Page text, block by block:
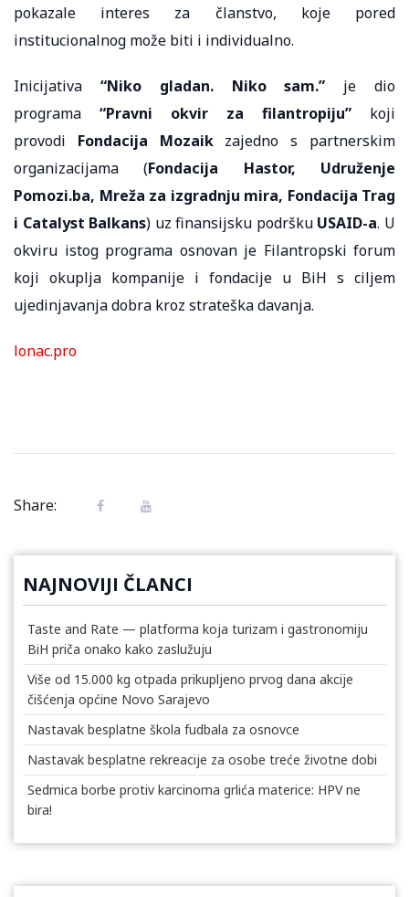
pokazale interes za članstvo, koje pored
institucionalnog može biti i individualno.
Inicijativa “Niko gladan. Niko sam.” je dio
programa “Pravni okvir za filantropiju” koji
provodi Fondacija Mozaikzajedno s partnerskim
organizacijama (Fondacija Hastor, Udruženje
Pomozi.ba, Mreža za izgradnju mira, Fondacija Trag
i Catalyst Balkans) uz finansijsku podršku USAID-a. U
okviru istog programa osnovan je Filantropski forum
koji okuplja kompanije i fondacije u BiH s ciljem
ujedinjavanja dobra kroz strateška davanja.
lonac.pro
Share:
NAJNOVIJI ČLANCI
Taste and Rate — platforma koja turizam i gastronomiju
BiH priča onako kako zaslužuju
Više od 15.000 kg otpada prikupljeno prvog dana akcije
čišćenja općine Novo Sarajevo
Nastavak besplatne škola fudbala za osnovce
Nastavak besplatne rekreacije za osobe treće životne dobi
Sedmica borbe protiv karcinoma grlića materice: HPV ne
bira!